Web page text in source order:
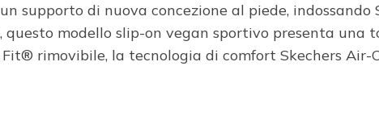
supporto di nuova concezione al piede,
modello slip-on vegan sportivo presenta una
rimovibile, la tecnologia di comfort Skechers Air-